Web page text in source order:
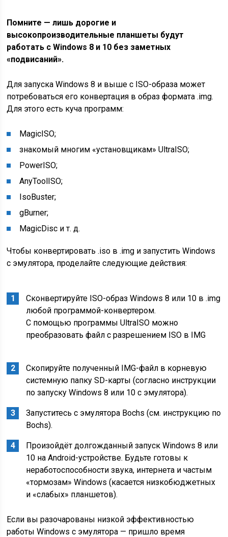
Помните — лишь дорогие и
высокопроизводительные планшеты будут
работать с Windows 8 и 10 без заметных
«подвисаний».
Для запуска Windows 8 и выше с ISO-образа может
потребоваться его конвертация в образ формата .img.
Для этого есть куча программ:
MagicISO;
знакомый многим «установщикам» UltraISO;
PowerISO;
AnyToolISO;
IsoBuster;
gBurner;
MagicDisc и т. д.
Чтобы конвертировать .iso в .img и запустить Windows
с эмулятора, проделайте следующие действия:
Сконвертируйте ISO-образ Windows 8 или 10 в .img
любой программой-конвертером.
С помощью программы UltraISO можно
преобразовать файл с разрешением ISO в IMG
Скопируйте полученный IMG-файл в корневую
системную папку SD-карты (согласно инструкции
по запуску Windows 8 или 10 с эмулятора).
Запуститесь с эмулятора Bochs (см. инструкцию по
Bochs).
Произойдёт долгожданный запуск Windows 8 или
10 на Android-устройстве. Будьте готовы к
неработоспособности звука, интернета и частым
«тормозам» Windows (касается низкобюджетных
и «слабых» планшетов).
Если вы разочарованы низкой эффективностью
работы Windows с эмулятора — пришло время